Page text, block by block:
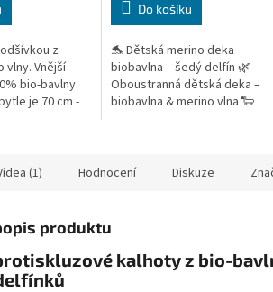
z
vlny. Vnější
bio-bavlny.
je 70 cm -
Do košíku
🐬 Dětská merino deka
biobavlna – šedý delfín 🌿
Oboustranná dětská deka –
biobavlna & merino vlna 🐑
(1) Hodnocení Diskuze
produktu
kalhoty z bio-